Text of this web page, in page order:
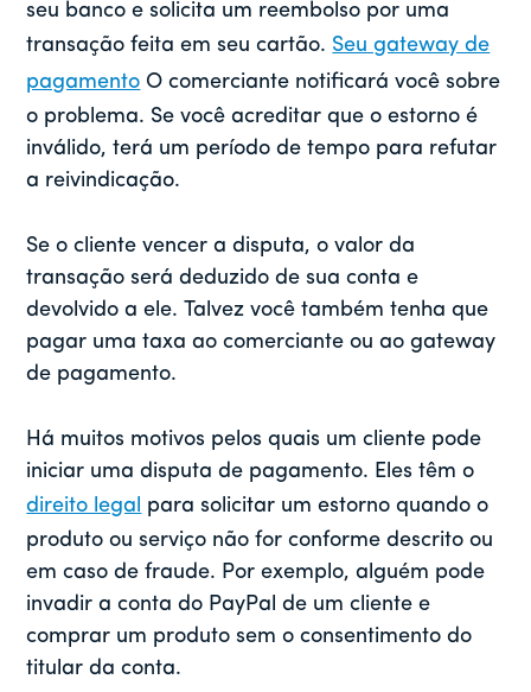
seu banco e solicita um reembolso por uma
transação feita em seu cartão. Seu gateway de
pagamento O comerciante notificará você sobre
o problema. Se você acreditar que o estorno é
inválido, terá um período de tempo para refutar
a reivindicação.
Se o cliente vencer a disputa, o valor da
transação será deduzido de sua conta e
devolvido a ele. Talvez você também tenha que
pagar uma taxa ao comerciante ou ao gateway
de pagamento.
Há muitos motivos pelos quais um cliente pode
iniciar uma disputa de pagamento. Eles têm o
direito legal para solicitar um estorno quando o
produto ou serviço não for conforme descrito ou
em caso de fraude. Por exemplo, alguém pode
invadir a conta do PayPal de um cliente e
comprar um produto sem o consentimento do
titular da conta.